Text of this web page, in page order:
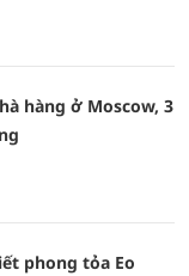
hàng ở Moscow, 3
phong tỏa Eo